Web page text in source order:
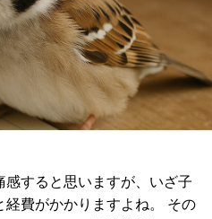
すると思いますが、いざ子
経費がかかりますよね。 その